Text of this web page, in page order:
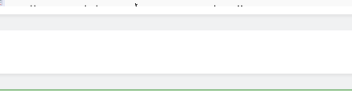
سطور حقيقية … وأخرى فانتازية سوريالية في الحقبة الديستوبية مع مؤسساتنا الصحية !!
من راسمالية الدولة الى